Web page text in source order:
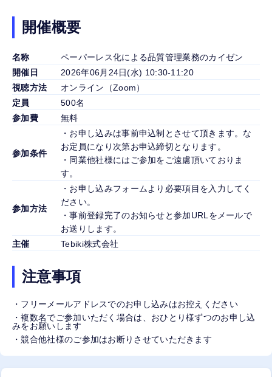
開催概要
名称
ペーパーレス化による品質管理業務のカイゼン
開催日
2026年06月24日(水) 10:30-11:20
視聴方法
オンライン（Zoom）
定員
500名
参加費
無料
参加条件
・お申し込みは事前申込制とさせて頂きます。な
お定員になり次第お申込締切となります。
・同業他社様にはご参加をご遠慮頂いておりま
す。
参加方法
・お申し込みフォームより必要項目を入力してく
ださい。
・事前登録完了のお知らせと参加URLをメールで
お送りします。
主催
Tebiki株式会社
注意事項
・フリーメールアドレスでのお申し込みはお控えください
・複数名でご参加いただく場合は、おひとり様ずつのお申し込
みをお願いします
・競合他社様のご参加はお断りさせていただきます